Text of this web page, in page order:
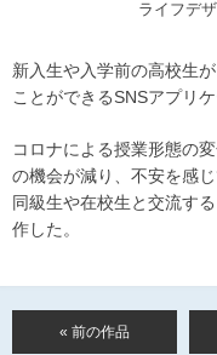
ライフデ
新入生や入学前の高校生
ことができるSNSアプリケ
コロナによる授業形態の
の機会が減り、不安を感
同級生や在校生と交流す
作した。
« 前の作品